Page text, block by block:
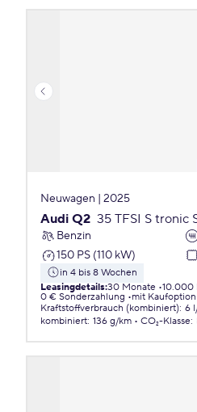
Neuwagen | 2025
Audi Q2 35 TFSI S tronic
Benzin
150 PS (110 kW)
in 4 bis 8 Wochen
Leasingdetails:30 Monate 10.000
0 € Sonderzahlung
mit Kaufoption
Kraftstoffverbrauch (kombiniert): 6
kombiniert: 136 g/km CO₂-Klasse: